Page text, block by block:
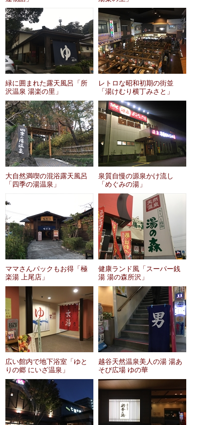
緑に囲まれた露天風呂「所
沢温泉 湯楽の里」
レトロな昭和初期の街並
「湯けむり横丁みさと」
大自然満喫の混浴露天風呂
「四季の湯温泉」
泉質自慢の源泉かけ流し
「めぐみの湯」
ママさんパックもお得「極
楽湯 上尾店」
健康ランド風「スーパー銭
湯 湯の森所沢」
広い館内で地下浴室「ゆと
りの郷 にいざ温泉」
越谷天然温泉美人の湯 湯あ
そび広場 ゆの華